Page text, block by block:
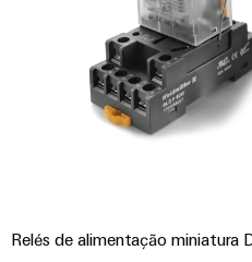
Relés de alimentação miniatura